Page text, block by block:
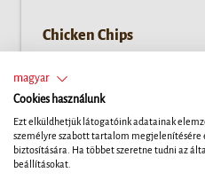
Chicken Chips
jutalomfalatokat kínál. A
jelentenek.
magyar
Cookies használunk
Ezt elküldhetjük látogatóink adatainak
személyre szabott tartalom megjelenítésére
biztosítására. Ha többet szeretne tudni az
beállításokat.